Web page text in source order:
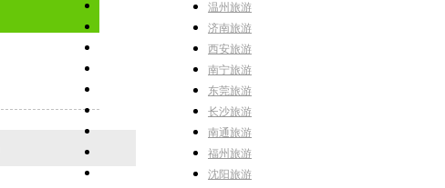
温州旅游
济南旅游
西安旅游
南宁旅游
东莞旅游
长沙旅游
南通旅游
福州旅游
沈阳旅游